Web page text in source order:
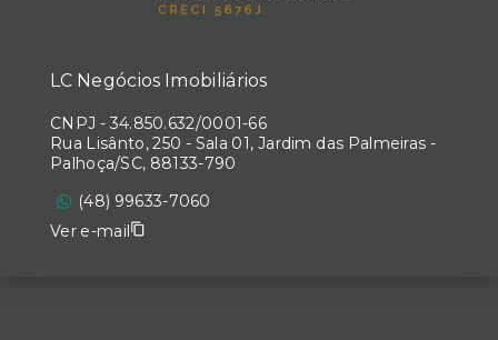
LC Negócios Imobiliários
CNPJ - 34.850.632/0001-66
Rua Lisânto, 250 - Sala 01, Jardim das Palmeiras -
Palhoça/SC, 88133-790
(48) 99633-7060
Ver e-mail